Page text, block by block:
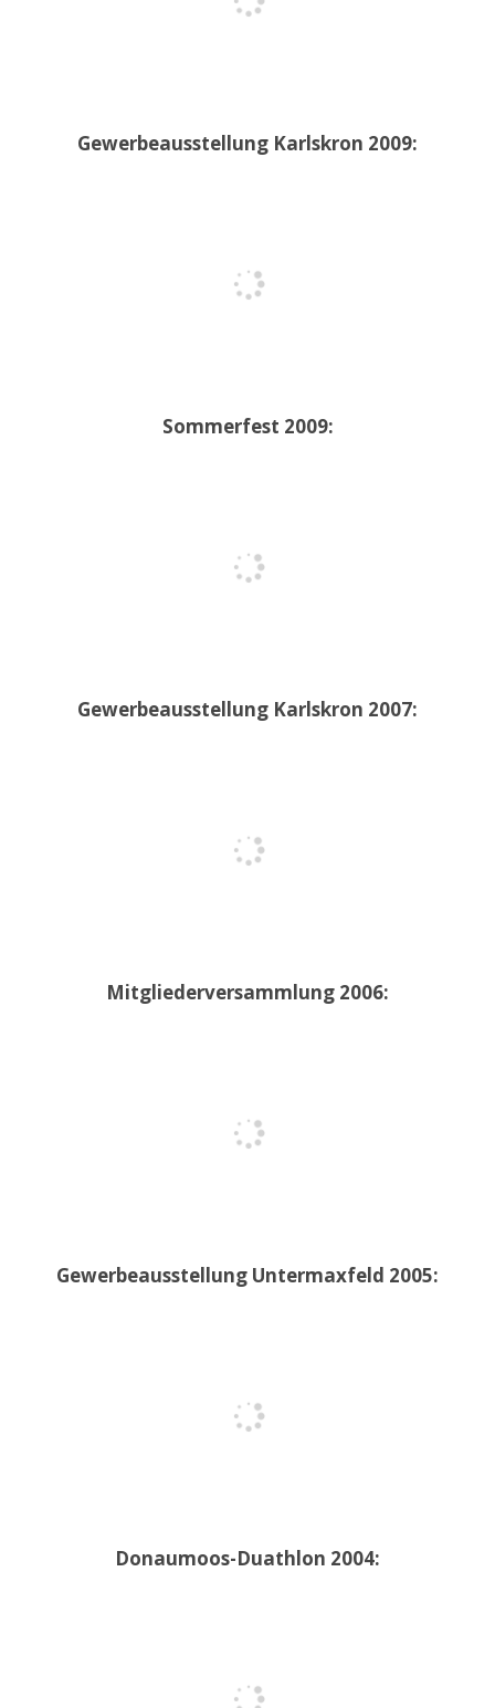
Gewerbeausstellung Karlskron 2009:
Sommerfest 2009:
Gewerbeausstellung Karlskron 2007:
Mitgliederversammlung 2006:
Gewerbeausstellung Untermaxfeld 2005:
Donaumoos-Duathlon 2004: